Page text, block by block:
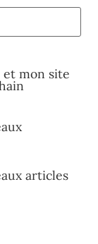
mon site
articles